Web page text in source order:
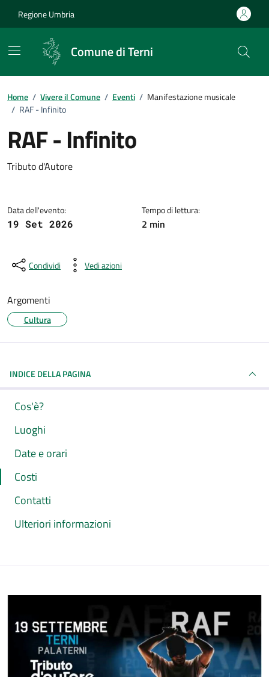
Regione Umbria
Comune di Terni
Home / Vivere il Comune / Eventi / Manifestazione musicale
/ RAF - Infinito
RAF - Infinito
Dettagli dell'evento
Tributo d'Autore
Data dell'evento:
19 Set 2026
Tempo di lettura:
2 min
Condividi Vedi azioni
Argomenti
Cultura
INDICE DELLA PAGINA
Cos'è?
Luoghi
Date e orari
Costi
Contatti
Ulteriori informazioni